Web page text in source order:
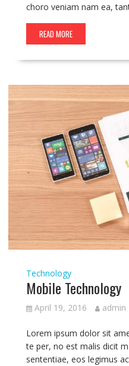
choro veniam nam ea,
READ MORE
Technology
Mobile Technology
April 19, 2016 admin
Lorem ipsum dolor sit
te per, no est malis dicit
sententiae, eos legimus